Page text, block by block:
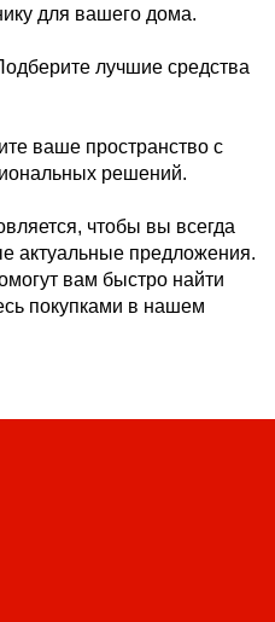
для вашего дома.
лучшие средства
ваше пространство с
решений.
чтобы вы всегда
актуальные предложения.
вам быстро найти
покупками в нашем